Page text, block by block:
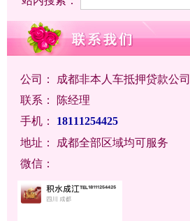
公司： 成都非本人车抵押贷款公司
联系： 陈经理
手机：
18111254425
地址： 成都全部区域均可服务
微信：